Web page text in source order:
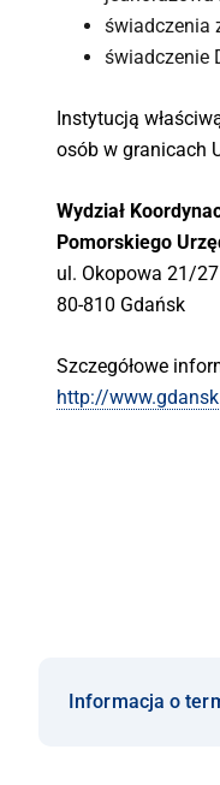
świadczenia
świadczenie
Instytucją
osób w granicach
Wydział
Pomorskiego
ul. Okopowa 21/27
80-810 Gdańsk
Szczegółowe
http://
Informacja o